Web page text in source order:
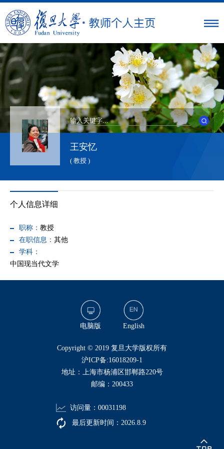
王安忆
( 教授 )
个人信息详细
职称： 教授
在职信息： 其他
学科：
中国现当代文学
电脑版 English
​Copyright © 2019 复旦大学版权所有
沪ICP备:16018209-1
地址：上海市杨浦区邯郸路220号
邮编：200433
访问量： 00031198
最后更新时间： 2026 8 9